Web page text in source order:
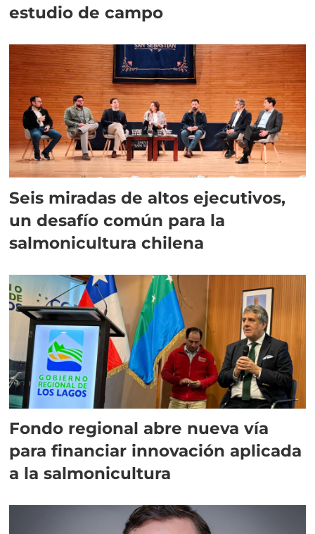
estudio de campo
Seis miradas de altos ejecutivos,
un desafío común para la
salmonicultura chilena
Fondo regional abre nueva vía
para financiar innovación aplicada
a la salmonicultura